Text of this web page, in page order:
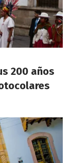
200 años